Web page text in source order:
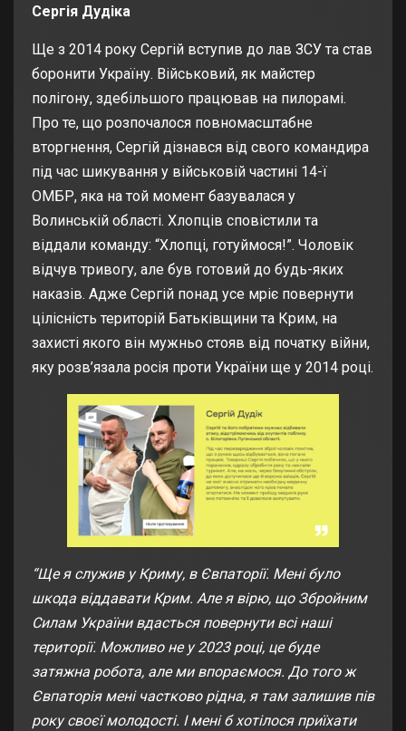
Сергія Дудіка
Ще з 2014 року Сергій вступив до лав ЗСУ та став
боронити Україну. Військовий, як майстер
полігону, здебільшого працював на пилорамі.
Про те, що розпочалося повномасштабне
вторгнення, Сергій дізнався від свого командира
під час шикування у військовій частині 14-ї
ОМБР, яка на той момент базувалася у
Волинській області. Хлопців сповістили та
віддали команду: “Хлопці, готуймося!”. Чоловік
відчув тривогу, але був готовий до будь-яких
наказів. Адже Сергій понад усе мріє повернути
цілісність територій Батьківщини та Крим, на
захисті якого він мужньо стояв від початку війни,
яку розв’язала росія проти України ще у 2014 році.
“Ще я служив у Криму, в Євпаторії. Мені було
шкода віддавати Крим. Але я вірю, що Збройним
Силам України вдасться повернути всі наші
території. Можливо не у 2023 році, це буде
затяжна робота, але ми впораємося. До того ж
Євпаторія мені частково рідна, я там залишив пів
року своєї молодості. І мені б хотілося приїхати